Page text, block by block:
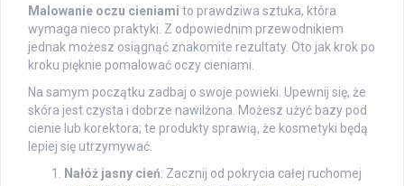
Malowanie oczu cieniami to prawdziwa sztuka, która
wymaga nieco praktyki. Z odpowiednim przewodnikiem
jednak możesz osiągnąć znakomite rezultaty. Oto jak krok po
kroku pięknie pomalować oczy cieniami.
Na samym początku zadbaj o swoje powieki. Upewnij się, że
skóra jest czysta i dobrze nawilżona. Możesz użyć bazy pod
cienie lub korektora; te produkty sprawią, że kosmetyki będą
lepiej się utrzymywać.
Nałóż jasny cień: Zacznij od pokrycia całej ruchomej